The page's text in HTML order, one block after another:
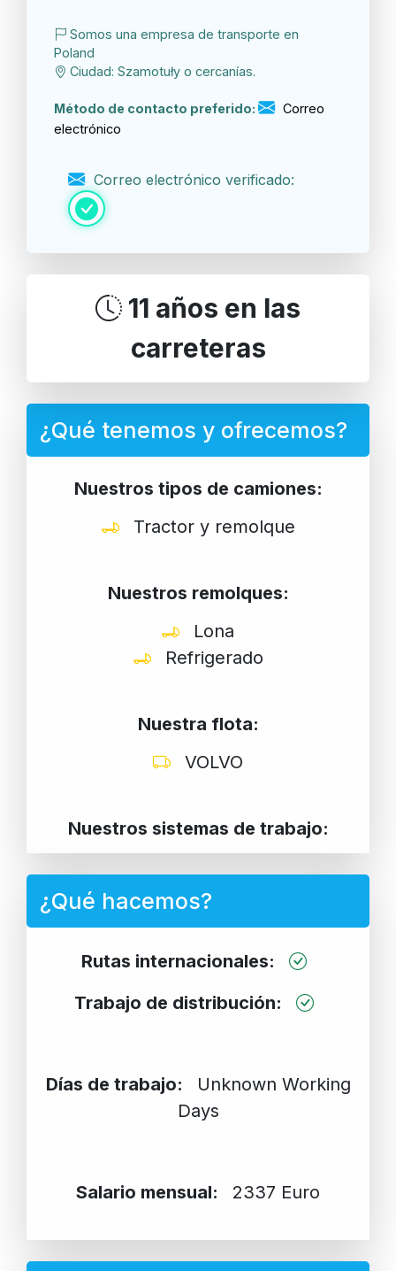
Somos una empresa de transporte en
Poland
Ciudad: Szamotuły o cercanías.
Método de contacto preferido:
Correo
electrónico
Correo electrónico verificado:
11 años en las
carreteras
¿Qué tenemos y ofrecemos?
Nuestros tipos de camiones:
Tractor y remolque
Nuestros remolques:
Lona
Refrigerado
Nuestra flota:
VOLVO
Nuestros sistemas de trabajo:
¿Qué hacemos?
Rutas internacionales:
Trabajo de distribución:
Días de trabajo:
Unknown Working
Days
Salario mensual: 2337 Euro